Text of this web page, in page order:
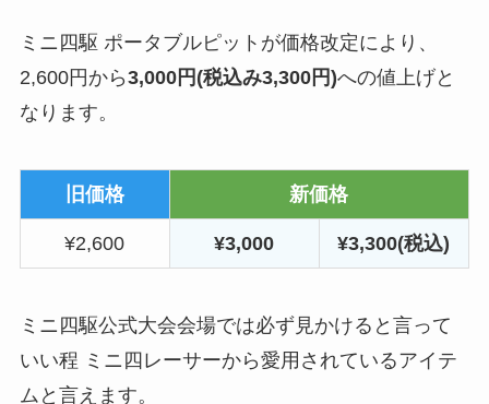
ミニ四駆 ポータブルピットが価格改定により、
2,600円から3,000円(税込み3,300円)への値上げと
なります。
旧価格 新価格
¥2,600 ¥3,000 ¥3,300(税込)
ミニ四駆公式大会会場では必ず見かけると言って
いい程 ミニ四レーサーから愛用されているアイテ
ムと言えます。